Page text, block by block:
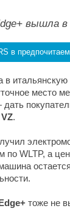
вышла
в
в итальянскую
место
VZ.
по WLTP, а
тоже не